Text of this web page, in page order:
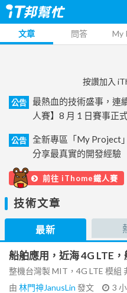
文章 問答 My
按讚加入
公告
最熱血的技術盛事，連
人賽】8 月 1 日賽事正
公告
全新專區「My Project
分享最真實的開發經驗
前往 iThome鐵人賽
技術文章
最新
船舶應用，近海 4G LTE
整機台灣製 MIT，4G LTE 模組
由 林門神JanusLin 發文 3